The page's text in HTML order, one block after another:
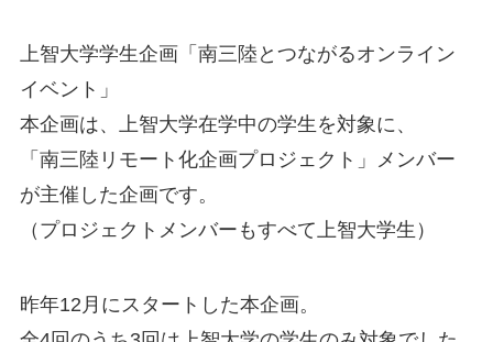
上智大学学生企画「南三陸とつながるオンライン
イベント」
本企画は、上智大学在学中の学生を対象に、
「南三陸リモート化企画プロジェクト」メンバー
が主催した企画です。
（プロジェクトメンバーもすべて上智大学生）
昨年12月にスタートした本企画。